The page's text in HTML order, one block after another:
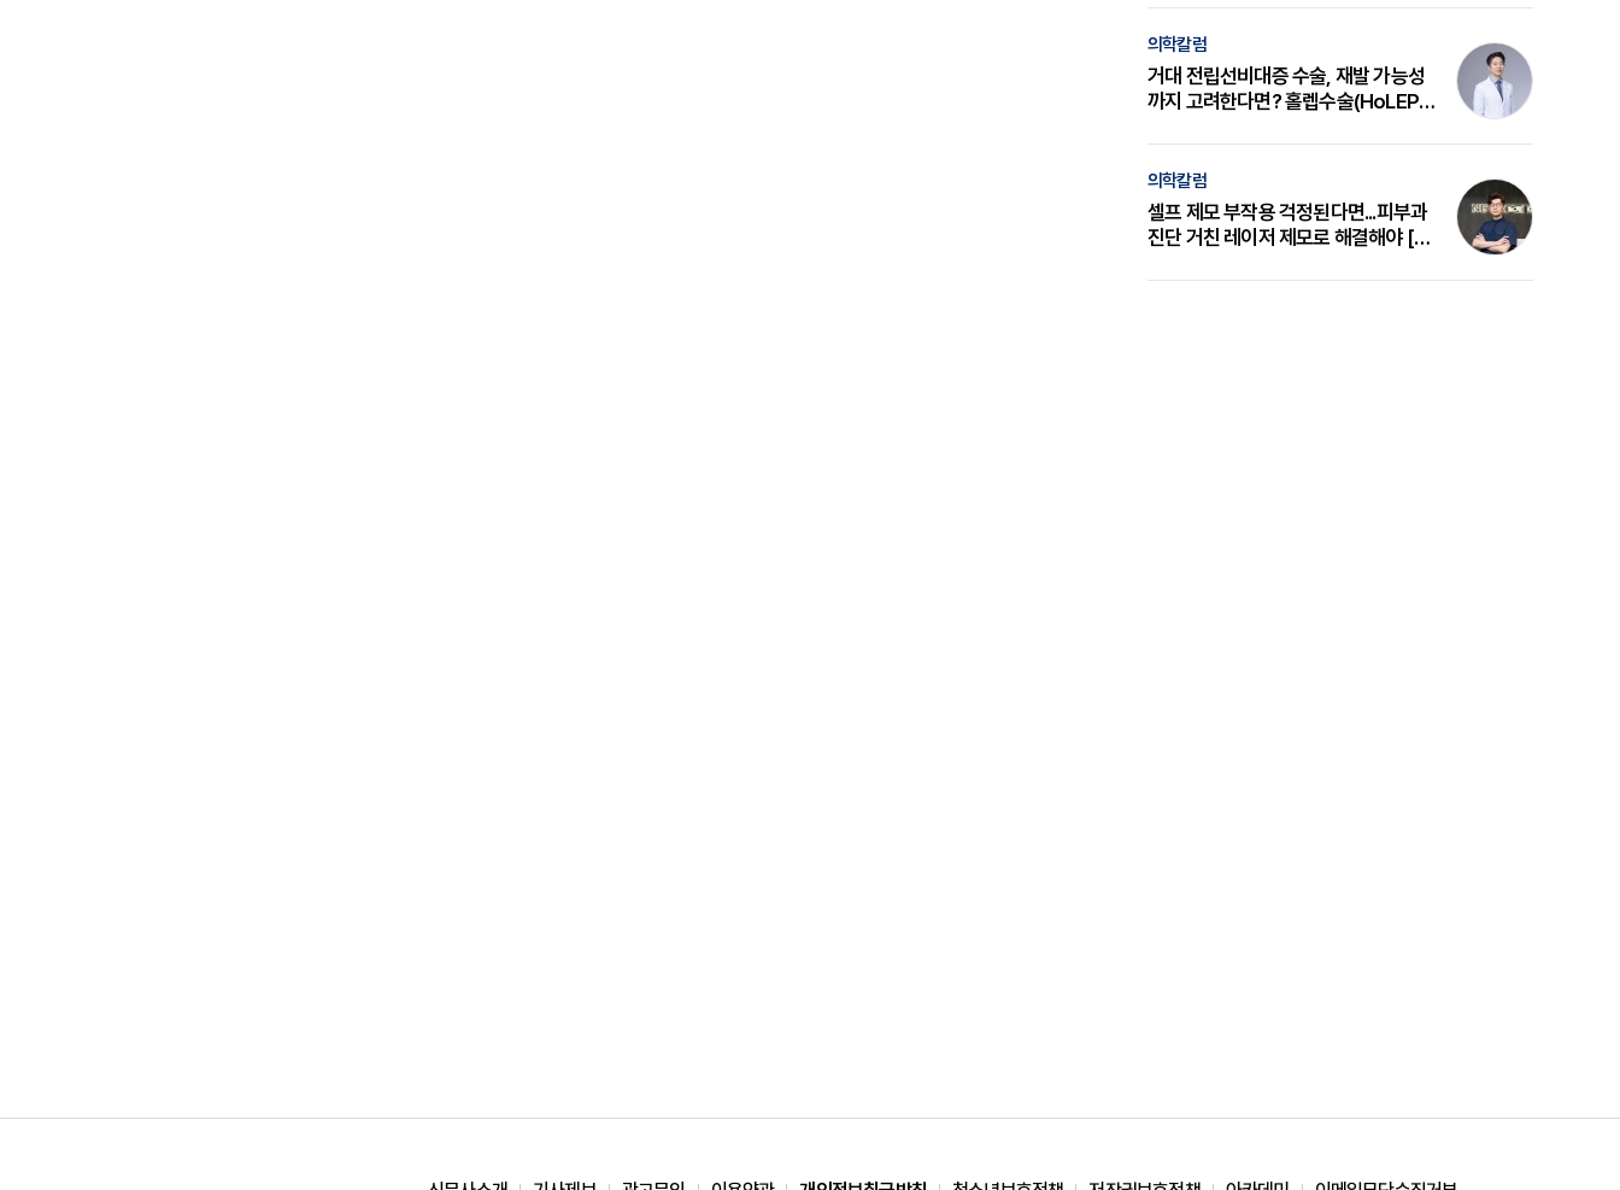
의학칼럼
거대 전립선비대증 수술, 재발 가능성
까지 고려한다면? 홀렙수술(HoLEP)
의학칼럼
셀프 제모 부작용 걱정된다면...피부과
진단 거친 레이저 제모로 해결해야 [변